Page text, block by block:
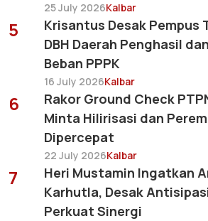
25 July 2026Kalbar
5
Krisantus Desak Pempus
DBH Daerah Penghasil
Beban PPPK
16 July 2026Kalbar
6
Rakor Ground Check
Minta Hilirisasi dan
Dipercepat
22 July 2026Kalbar
7
Heri Mustamin Ingatkan
Karhutla, Desak
Perkuat Sinergi